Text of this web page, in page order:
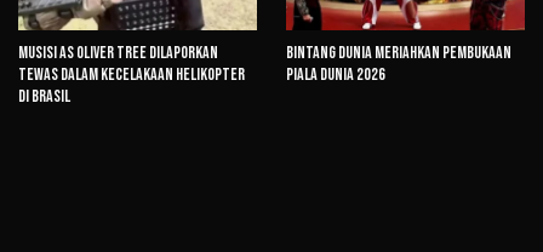
Musisi AS Oliver Tree Dilaporkan
Tewas dalam Kecelakaan Helikopter
di Brasil
Bintang Dunia Meriahkan Pembukaan
Piala Dunia 2026